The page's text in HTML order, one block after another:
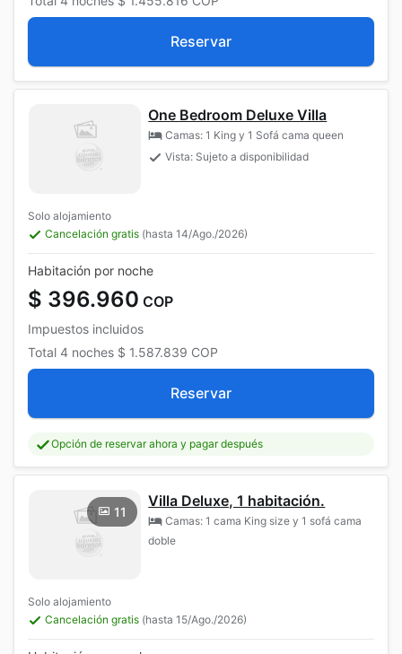
Reservar
One Bedroom Deluxe Villa
Camas: 1 King y 1 Sofá cama queen
Vista: Sujeto a disponibilidad
Solo alojamiento
Cancelación gratis (hasta 14/Ago./2026)
Habitación por noche
$ 396.960 COP
Impuestos incluidos
Total 4 noches $ 1.587.839 COP
Reservar
Opción de reservar ahora y pagar después
11
Villa Deluxe, 1 habitación.
Camas: 1 cama King size y 1 sofá cama
doble
Solo alojamiento
Cancelación gratis (hasta 15/Ago./2026)